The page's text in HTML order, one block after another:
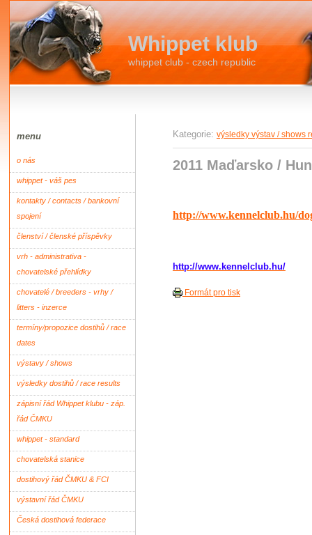
Whippet klub
whippet club - czech republic
Kategorie: výsledky výstav / shows
2011 Maďarsko /
http://www.kennelclub.hu/
http://www.kennelclub.hu/
Formát pro tisk
menu
o nás
whippet - váš pes
kontakty / contacts / bankovní
spojení
členství / členské příspěvky
vrh - administrativa -
chovatelské přehlídky
chovatelé / breeders - vrhy /
litters - inzerce
termíny/propozice dostihů / race
dates
výstavy / shows
výsledky dostihů / race results
zápisní řád Whippet klubu - záp.
řád ČMKU
whippet - standard
chovatelská stanice
dostihový řád ČMKU & FCI
výstavní řád ČMKU
Česká dostihová federace